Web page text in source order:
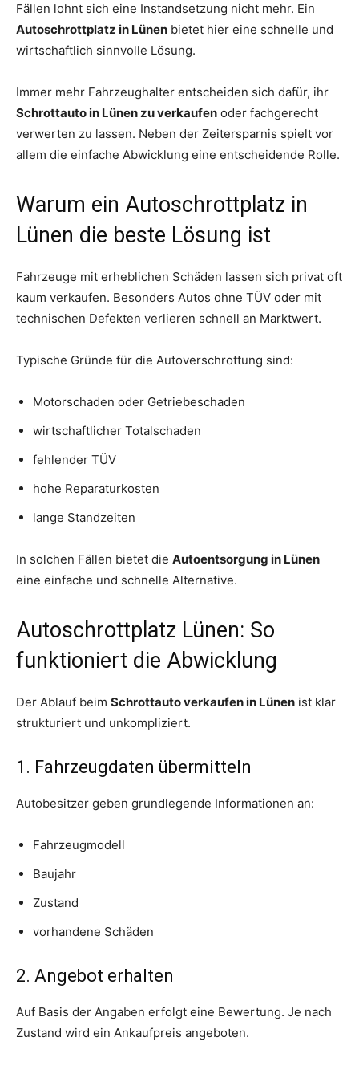
Fällen lohnt sich eine Instandsetzung nicht mehr. Ein
Autoschrottplatz in Lünen bietet hier eine schnelle und
wirtschaftlich sinnvolle Lösung.
Immer mehr Fahrzeughalter entscheiden sich dafür, ihr
Schrottauto in Lünen zu verkaufen oder fachgerecht
verwerten zu lassen. Neben der Zeitersparnis spielt vor
allem die einfache Abwicklung eine entscheidende Rolle.
Warum ein Autoschrottplatz in
Lünen die beste Lösung ist
Fahrzeuge mit erheblichen Schäden lassen sich privat oft
kaum verkaufen. Besonders Autos ohne TÜV oder mit
technischen Defekten verlieren schnell an Marktwert.
Typische Gründe für die Autoverschrottung sind:
Motorschaden oder Getriebeschaden
wirtschaftlicher Totalschaden
fehlender TÜV
hohe Reparaturkosten
lange Standzeiten
In solchen Fällen bietet die Autoentsorgung in Lünen
eine einfache und schnelle Alternative.
Autoschrottplatz Lünen: So
funktioniert die Abwicklung
Der Ablauf beim Schrottauto verkaufen in Lünen ist klar
strukturiert und unkompliziert.
1. Fahrzeugdaten übermitteln
Autobesitzer geben grundlegende Informationen an:
Fahrzeugmodell
Baujahr
Zustand
vorhandene Schäden
2. Angebot erhalten
Auf Basis der Angaben erfolgt eine Bewertung. Je nach
Zustand wird ein Ankaufpreis angeboten.